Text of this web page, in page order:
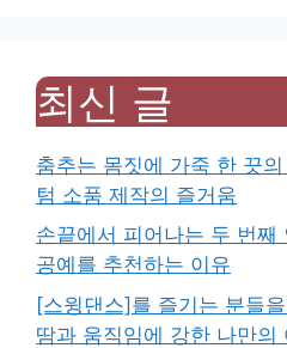
최신 글
춤추는 몸짓에 가죽 한 끗
텀 소품 제작의 즐거움
손끝에서 피어나는 두 번
공예를 추천하는 이유
[스윙댄스]를 즐기는 분들
땀과 움직임에 강한 나만의